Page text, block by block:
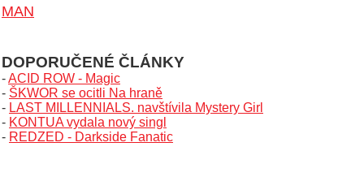
MAN
DOPORUČENÉ ČLÁNKY
-ACID ROW - Magic
- ŠKWOR se ocitli Na hraně
- LAST MILLENNIALS. navštívila Mystery Girl
- KONTUA vydala nový singl
- REDZED - Darkside Fanatic